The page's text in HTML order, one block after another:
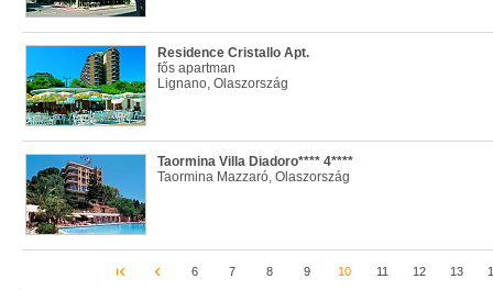
Residence Cristallo Apt.
fős apartman
Lignano, Olaszország
Taormina Villa Diadoro**** 4****
Taormina Mazzaró, Olaszország
6 7 8 9 10 11 12 13